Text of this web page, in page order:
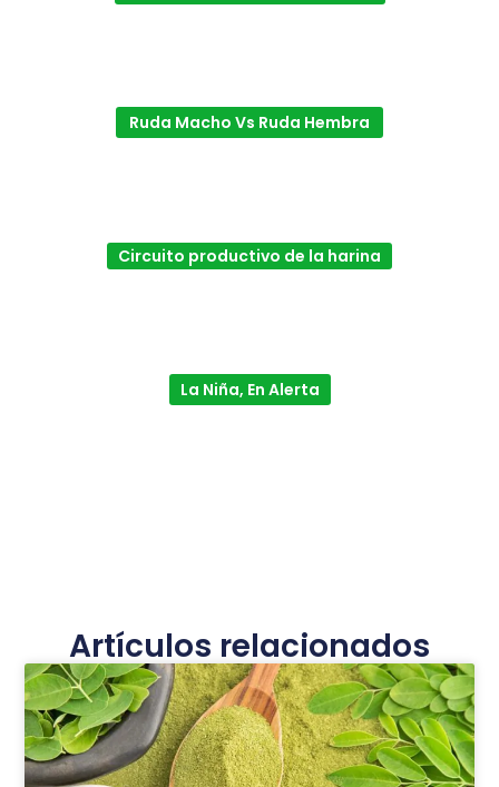
Ruda Macho Vs Ruda Hembra
Circuito productivo de la harina
La Niña, En Alerta
Artículos relacionados